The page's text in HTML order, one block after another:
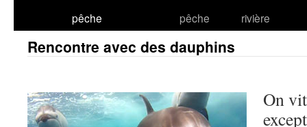
pêche
pêche
rivière
Rencontre avec des dauphins
On